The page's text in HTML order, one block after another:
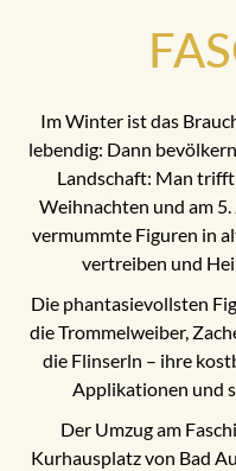
Im Winter ist das
lebendig: Dann
Landschaft: Man
Weihnachten und am
vermummte Figuren in
vertreiben und
Die phantasievollsten
die Trommelweiber,
die Flinserln – ihre
Applikationen und
Der Umzug am
Kurhausplatz von Bad